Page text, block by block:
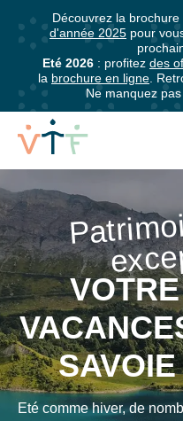
Découvrez la brochure
d'année 2025 pour
Eté 2026 : profitez des
la brochure en ligne .
Ne manquez pas
VILLAGE
VACANCES
HAUTE-
SAVOIE
:
SÉJOURS
Eté comme hiver, de
Abonnez-
vous
à
notre
newsletter
Abonnez-
vous
pour
être
informé·e
de
tous
les
avantages
VTF,